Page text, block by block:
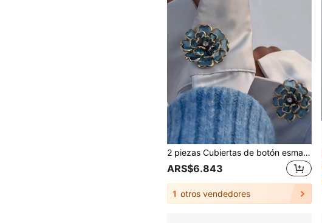
2 piezas Cubiertas de botón esmaltadas con flor azul, botones de puño desmontables con clip, adornos elegantes de flores para camisas, botones removibles sin coser para blusas, accesorios de joyería de moda para mujeres
ARS$6.843
1 otros vendedores